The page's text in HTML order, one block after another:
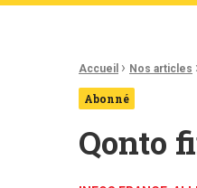
Fil d'Ariane :
Accueil › Nos articles
Abonné
Qonto